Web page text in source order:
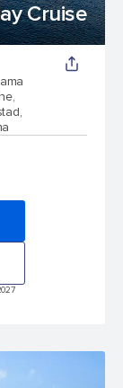
Cruise